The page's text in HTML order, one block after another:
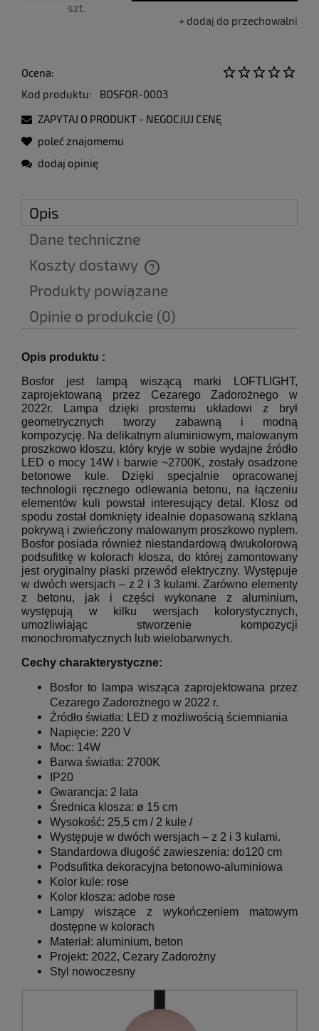
szt.
dodaj do przechowalni
Ocena:
Kod produktu:
BOSFOR-0003
ZAPYTAJ O PRODUKT - NEGOCJUJ CENĘ
poleć znajomemu
dodaj opinię
Opis
Dane techniczne
Koszty dostawy
Cena nie zawiera ewentualnych kosztów płatności
Produkty powiązane
Opinie o produkcie (0)
Opis produktu :
Bosfor jest lampą wiszącą marki LOFTLIGHT,
zaprojektowaną przez Cezarego Zadorożnego w
2022r. Lampa dzięki prostemu układowi z brył
geometrycznych tworzy zabawną i modną
kompozycję. Na delikatnym aluminiowym, malowanym
proszkowo kloszu, który kryje w sobie wydajne źródło
LED o mocy 14W i barwie ~2700K, zostały osadzone
betonowe kule. Dzięki specjalnie opracowanej
technologii ręcznego odlewania betonu, na łączeniu
elementów kuli powstał interesujący detal. Klosz od
spodu został domknięty idealnie dopasowaną szklaną
pokrywą i zwieńczony malowanym proszkowo nyplem.
Bosfor posiada również niestandardową dwukolorową
podsufitkę w kolorach klosza, do której zamontowany
jest oryginalny płaski przewód elektryczny. Występuje
w dwóch wersjach – z 2 i 3 kulami. Zarówno elementy
z betonu, jak i części wykonane z aluminium,
występują w kilku wersjach kolorystycznych,
umożliwiając stworzenie kompozycji
monochromatycznych lub wielobarwnych.
Cechy charakterystyczne:
Bosfor to lampa wisząca zaprojektowana przez
Cezarego Zadorożnego w 2022 r.
Źródło światła: LED z możliwością ściemniania
Napięcie: 220 V
Moc: 14W
Barwa światła: 2700K
IP20
Gwarancja: 2 lata
Średnica klosza: ø 15 cm
Wysokość: 25,5 cm / 2 kule /
Występuje w dwóch wersjach – z 2 i 3 kulami.
Standardowa długość zawieszenia: do120 cm
Podsufitka dekoracyjna betonowo-aluminiowa
Kolor kule: rose
Kolor klosza: adobe rose
Lampy wiszące z wykończeniem matowym
dostępne w kolorach
Materiał: aluminium, beton
Projekt: 2022, Cezary Zadorożny
Styl nowoczesny